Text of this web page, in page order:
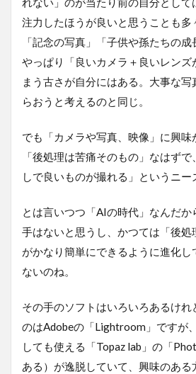
注力したほうが良いと思うことも多
「記念の写真」「子供や孫たちの
やっぱり「良いカメラ＋良いレンズ
まう古さが自分にはある。大事な写
らおうと考えるのと同じ。
でも「カメラや写真、映像」に興味
「後処理は苦痛そのもの」なはず
しで良いものが撮れる」というニー
とは言いつつ「AIの時代」なんだか
手はないと思うし、かつては「後処
がかなり簡単にできるように進化
ないのね。
その手のソフトはいろいろあるけれ
のはAdobeの「Lightroom」ですが
しても使える「Topaz lab」の「
ある）が逸脱していて、興味のある